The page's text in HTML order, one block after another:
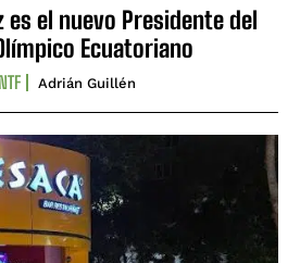
el nuevo Presidente del
Ecuatoriano
Adrián Guillén